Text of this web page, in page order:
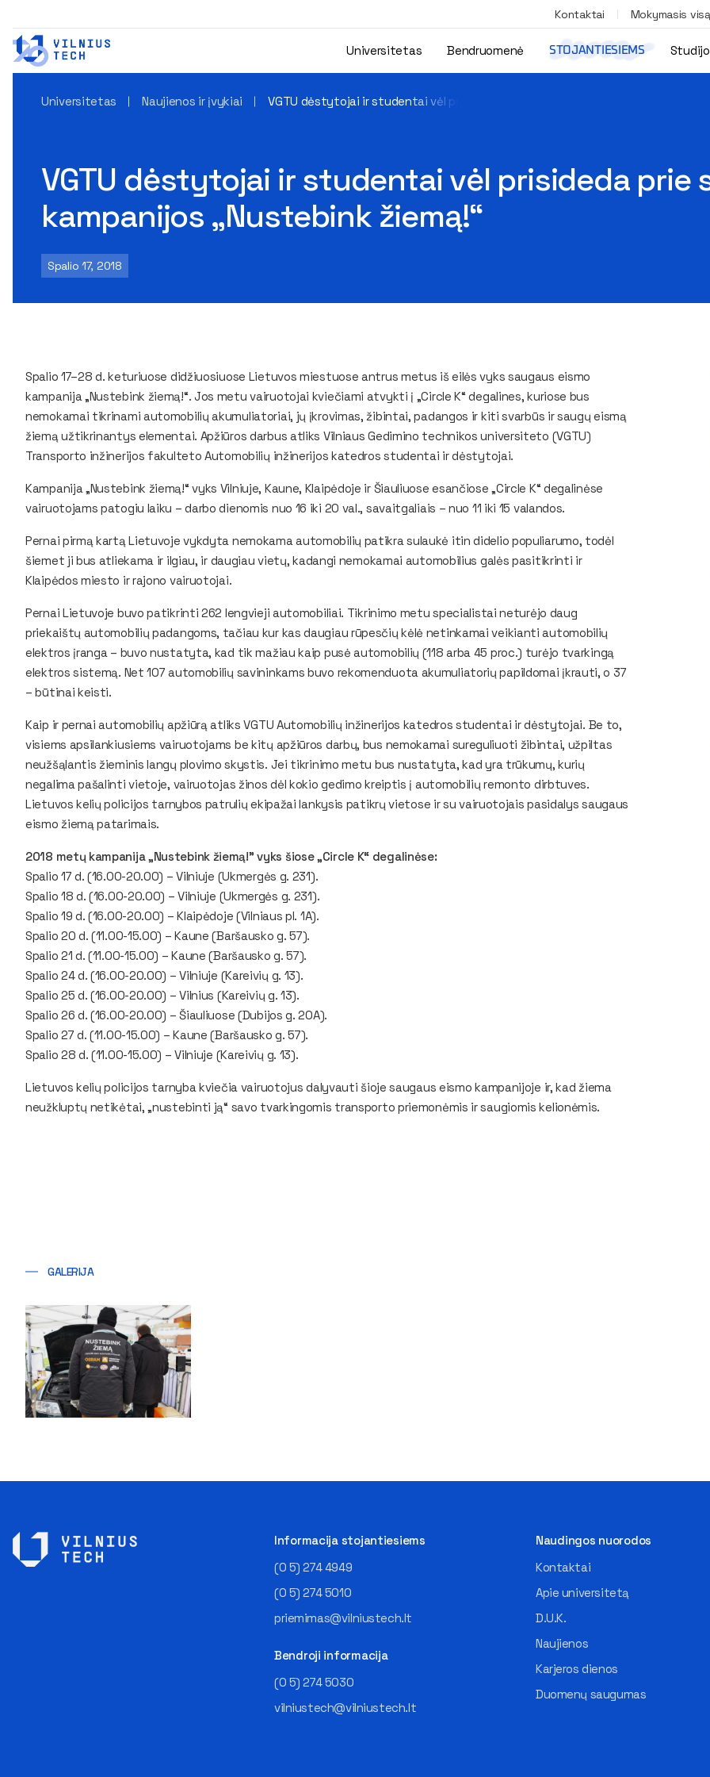
Kontaktai Mokymasis
Universitetas Bendruomenė STOJANTIESIEMS
Universitetas Naujienos ir įvykiai VGTU dėstytojai ir studentai vėl prisideda prie saugaus eismo kampanijos
VGTU dėstytojai ir studentai vėl prisideda prie
kampanijos „Nustebink žiemą!“
Spalio 17, 2018
Spalio 17–28 d. keturiuose didžiuosiuose Lietuvos miestuose antrus metus iš eilės vyks saugaus eismo
kampanija „Nustebink žiemą!“. Jos metu vairuotojai kviečiami atvykti į „Circle K“ degalines, kuriose bus
nemokamai tikrinami automobilių akumuliatoriai, jų įkrovimas, žibintai, padangos ir kiti svarbūs ir saugų eismą
žiemą užtikrinantys elementai. Apžiūros darbus atliks Vilniaus Gedimino technikos universiteto (VGTU)
Transporto inžinerijos fakulteto Automobilių inžinerijos katedros studentai ir dėstytojai.
Kampanija „Nustebink žiemą!“ vyks Vilniuje, Kaune, Klaipėdoje ir Šiauliuose esančiose „Circle K“ degalinėse
vairuotojams patogiu laiku – darbo dienomis nuo 16 iki 20 val., savaitgaliais – nuo 11 iki 15 valandos.
Pernai pirmą kartą Lietuvoje vykdyta nemokama automobilių patikra sulaukė itin didelio populiarumo, todėl
šiemet ji bus atliekama ir ilgiau, ir daugiau vietų, kadangi nemokamai automobilius galės pasitikrinti ir
Klaipėdos miesto ir rajono vairuotojai.
Pernai Lietuvoje buvo patikrinti 262 lengvieji automobiliai. Tikrinimo metu specialistai neturėjo daug
priekaištų automobilių padangoms, tačiau kur kas daugiau rūpesčių kėlė netinkamai veikianti automobilių
elektros įranga – buvo nustatyta, kad tik mažiau kaip pusė automobilių (118 arba 45 proc.) turėjo tvarkingą
elektros sistemą. Net 107 automobilių savininkams buvo rekomenduota akumuliatorių papildomai įkrauti, o 37
– būtinai keisti.
Kaip ir pernai automobilių apžiūrą atliks VGTU Automobilių inžinerijos katedros studentai ir dėstytojai. Be to,
visiems apsilankiusiems vairuotojams be kitų apžiūros darbų, bus nemokamai sureguliuoti žibintai, užpiltas
neužšąlantis žieminis langų plovimo skystis. Jei tikrinimo metu bus nustatyta, kad yra trūkumų, kurių
negalima pašalinti vietoje, vairuotojas žinos dėl kokio gedimo kreiptis į automobilių remonto dirbtuves.
Lietuvos kelių policijos tarnybos patrulių ekipažai lankysis patikrų vietose ir su vairuotojais pasidalys saugaus
eismo žiemą patarimais.
2018 metų kampanija „Nustebink žiemą!" vyks šiose „Circle K“ degalinėse:
Spalio 17 d. (16.00-20.00) – Vilniuje (Ukmergės g. 231).
Spalio 18 d. (16.00-20.00) – Vilniuje (Ukmergės g. 231).
Spalio 19 d. (16.00-20.00) – Klaipėdoje (Vilniaus pl. 1A).
Spalio 20 d. (11.00-15.00) – Kaune (Baršausko g. 57).
Spalio 21 d. (11.00-15.00) – Kaune (Baršausko g. 57).
Spalio 24 d. (16.00-20.00) – Vilniuje (Kareivių g. 13).
Spalio 25 d. (16.00-20.00) – Vilnius (Kareivių g. 13).
Spalio 26 d. (16.00-20.00) – Šiauliuose (Dubijos g. 20A).
Spalio 27 d. (11.00-15.00) – Kaune (Baršausko g. 57).
Spalio 28 d. (11.00-15.00) – Vilniuje (Kareivių g. 13).
Lietuvos kelių policijos tarnyba kviečia vairuotojus dalyvauti šioje saugaus eismo kampanijoje ir, kad žiema
neužkluptų netikėtai, „nustebinti ją“ savo tvarkingomis transporto priemonėmis ir saugiomis kelionėmis.
GALERIJA
Informacija stojantiesiems
(0 5) 274 4949
(0 5) 274 5010
priemimas@vilniustech.lt
Bendroji informacija
(0 5) 274 5030
vilniustech@vilniustech.lt
Naudingos nuorodos
Kontaktai
Apie universitetą
D.U.K.
Naujienos
Karjeros dienos
Duomenų saugumas